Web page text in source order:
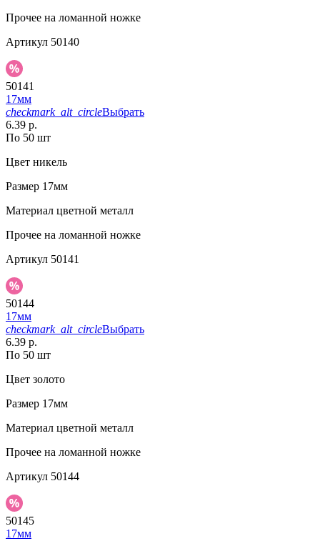
Прочее на ломанной ножке
Артикул 50140
50141
17мм
checkmark_alt_circleВыбрать
6.39 р.
По 50 шт
Цвет никель
Размер 17мм
Материал цветной металл
Прочее на ломанной ножке
Артикул 50141
50144
17мм
checkmark_alt_circleВыбрать
6.39 р.
По 50 шт
Цвет золото
Размер 17мм
Материал цветной металл
Прочее на ломанной ножке
Артикул 50144
50145
17мм